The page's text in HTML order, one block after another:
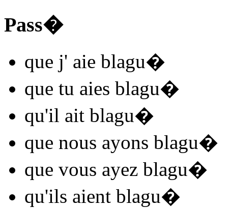
Pass�
que j' aie blagu�
que tu aies blagu�
qu'il ait blagu�
que nous ayons blagu�
que vous ayez blagu�
qu'ils aient blagu�